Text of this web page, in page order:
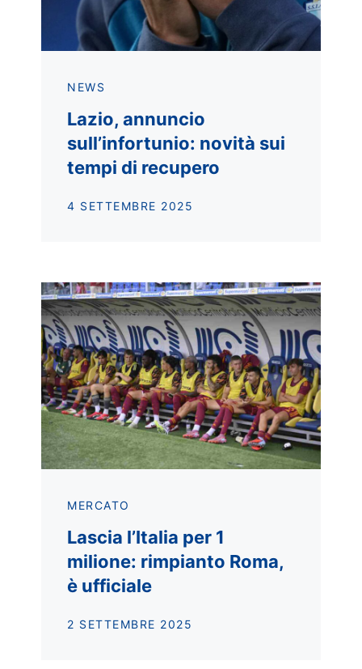
NEWS
Lazio, annuncio
sull’infortunio: novità sui
tempi di recupero
4 SETTEMBRE 2025
MERCATO
Lascia l’Italia per 1
milione: rimpianto Roma,
è ufficiale
2 SETTEMBRE 2025